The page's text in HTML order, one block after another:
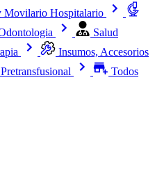
Movilario Hospitalario
Salud
Insumos, Accesorios
Todos